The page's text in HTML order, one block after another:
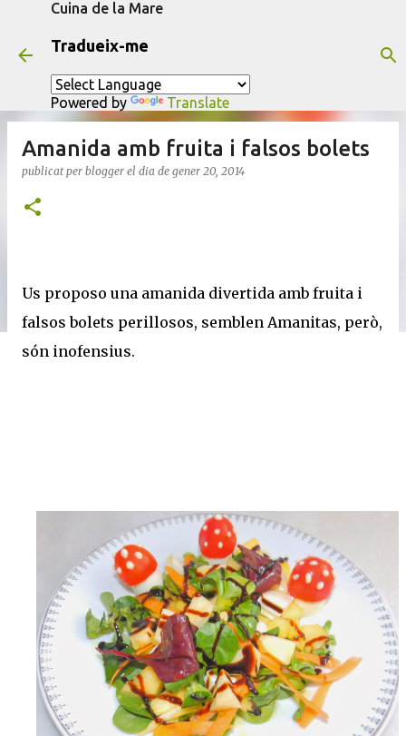
Cuina de la Mare
Tradueix-me
Powered by Translate
Amanida amb fruita i falsos bolets
publicat per blogger el dia de gener 20, 2014
Us proposo una amanida divertida amb fruita i
falsos bolets perillosos, semblen Amanitas, però,
són inofensius.